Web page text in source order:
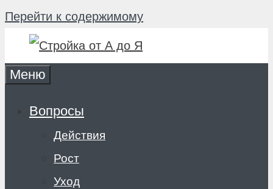
Перейти к содержимому
Меню
Вопросы
Действия
Рост
Уход